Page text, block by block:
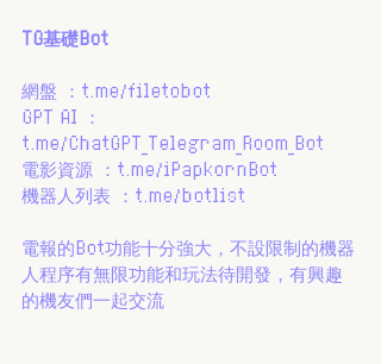
TG基礎Bot
網盤 ：t.me/filetobot
GPT AI ：
t.me/ChatGPT_Telegram_Room_Bot
電影資源 ：t.me/iPapkornBot
機器人列表 ：t.me/botlist
電報的Bot功能十分強大，不設限制的機器
人程序有無限功能和玩法待開發，有興趣
的機友們一起交流